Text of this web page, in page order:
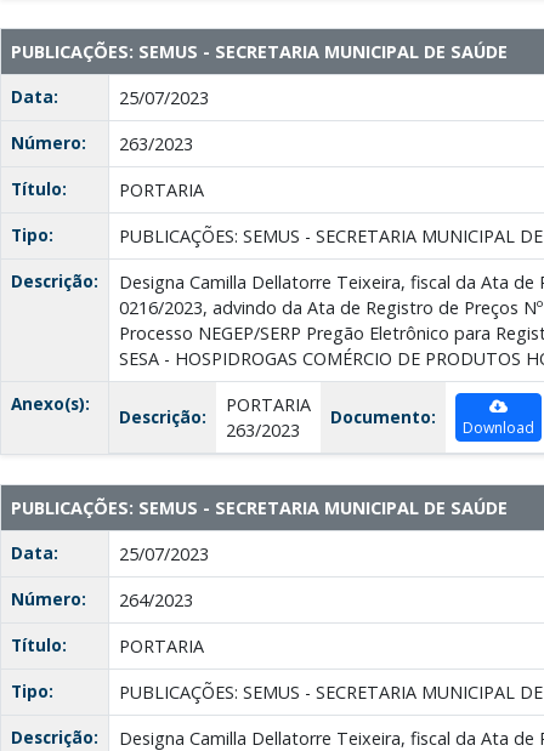
PUBLICAÇÕES: SEMUS - SECRETARIA MUNICIPAL DE SAÚDE
Data:
25/07/2023
Número:
263/2023
Título:
PORTARIA
Tipo:
PUBLICAÇÕES: SEMUS - SECRETARIA MUNICIPAL
Descrição:
Designa Camilla Dellatorre Teixeira, fiscal da Ata de
0216/2023, advindo da Ata de Registro de Preços
Processo NEGEP/SERP Pregão Eletrônico para
SESA - HOSPIDROGAS COMÉRCIO DE PRODUTOS
Anexo(s):
Descrição:
PORTARIA
263/2023
Documento: Download
PUBLICAÇÕES: SEMUS - SECRETARIA MUNICIPAL DE SAÚDE
Data:
25/07/2023
Número:
264/2023
Título:
PORTARIA
Tipo:
PUBLICAÇÕES: SEMUS - SECRETARIA MUNICIPAL
Descrição:
Designa Camilla Dellatorre Teixeira, fiscal da Ata de